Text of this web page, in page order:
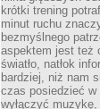
krótki trening
minut ruchu
bezmyślnego
aspektem jest też
światło, natłok
bardziej, niż nam
czas posiedzieć w
wyłączyć